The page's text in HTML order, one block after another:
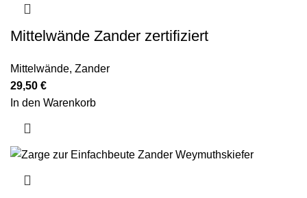
Mittelwände Zander zertifiziert
Mittelwände, Zander
29,50 €
In den Warenkorb